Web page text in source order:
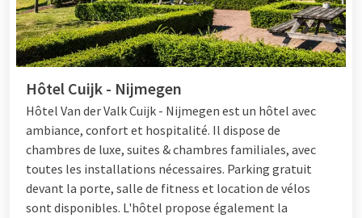
Hôtel Cuijk - Nijmegen
Hôtel Van der Valk Cuijk - Nijmegen est un hôtel avec
ambiance, confort et hospitalité. Il dispose de
chambres de luxe, suites & chambres familiales, avec
toutes les installations nécessaires. Parking gratuit
devant la porte, salle de fitness et location de vélos
sont disponibles. L'hôtel propose également la